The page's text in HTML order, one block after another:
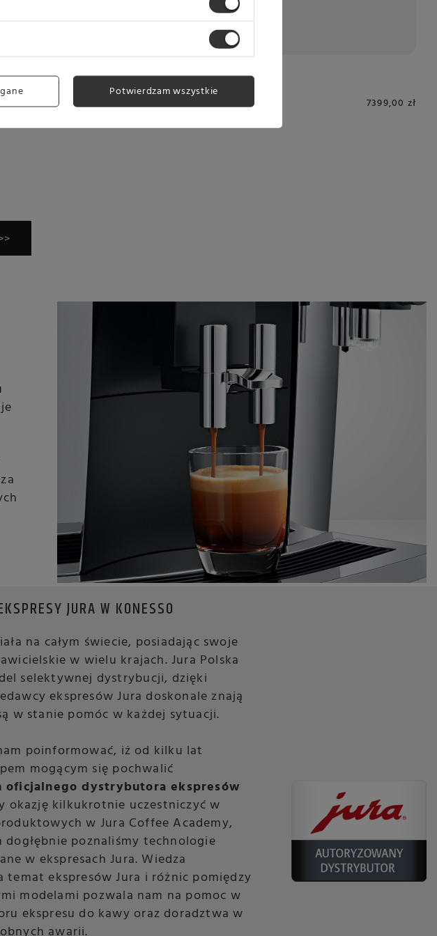
7399,00 zł
JURA W KONESSO
na całym świecie, posiadając swoje
w wielu krajach. Jura Polska
selektywnej dystrybucji, dzięki
ekspresów Jura doskonale znają
w stanie pomóc w każdej sytuacji.
poinformować, iż od kilku lat
mogącym się pochwalić
dystrybutora ekspresów
okazję kilkukrotnie uczestniczyć w
w Jura Coffee Academy,
poznaliśmy technologie
w ekspresach Jura. Wiedza
temat ekspresów Jura i różnic pomiędzy
modelami pozwala nam na pomoc w
ekspresu do kawy oraz doradztwa w
Potwierdzam wszystkie